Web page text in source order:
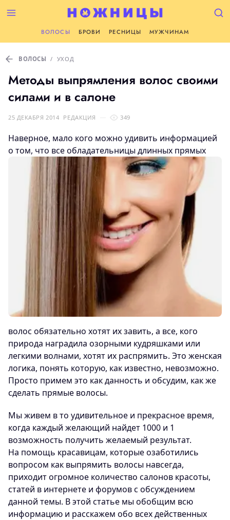
ВОЛОСЫ БРОВИ РЕСНИЦЫ МУЖЧИНАМ
ВОЛОСЫ / УХОД
Методы выпрямления волос своими
силами и в салоне
25 ДЕКАБРЯ 2014 РЕДАКЦИЯ 349
Наверное, мало кого можно удивить информацией
о том, что все обладательницы длинных прямых
волос обязательно хотят их завить, а все, кого
природа наградила озорными кудряшками или
легкими волнами, хотят их распрямить. Это женская
логика, понять которую, как известно, невозможно.
Просто примем это как данность и обсудим, как же
сделать прямые волосы.
Мы живем в то удивительное и прекрасное время,
когда каждый желающий найдет 1000 и 1
возможность получить желаемый результат.
На помощь красавицам, которые озаботились
вопросом как выпрямить волосы навсегда,
приходит огромное количество салонов красоты,
статей в интернете и форумов с обсуждением
данной темы. В этой статье мы обобщим всю
информацию и расскажем обо всех действенных